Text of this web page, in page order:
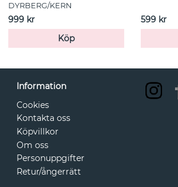
DYRBERG/KERN
999 kr
Köp
599 kr
Information
Cookies
Kontakta oss
Köpvillkor
Om oss
Personuppgifter
Retur/ångerrätt